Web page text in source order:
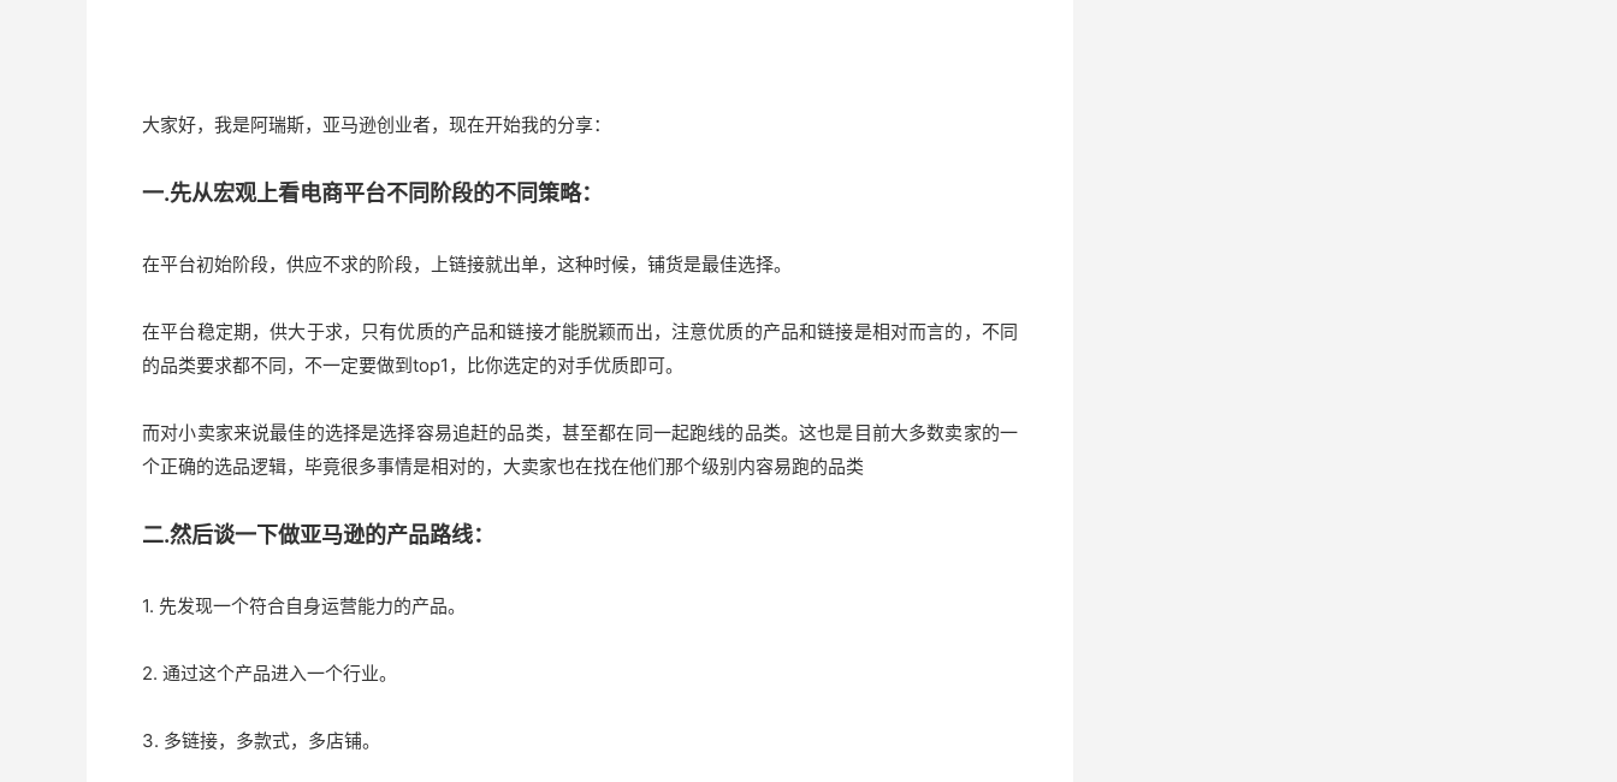
大家好，我是阿瑞斯，亚马逊创业者，现在开始我的分享：
一.先从宏观上看电商平台不同阶段的不同策略：
在平台初始阶段，供应不求的阶段，上链接就出单，这种时候，铺货是最佳选择。
在平台稳定期，供大于求，只有优质的产品和链接才能脱颖而出，注意优质的产品和链接是相对而言的，不同
的品类要求都不同，不一定要做到top1，比你选定的对手优质即可。
而对小卖家来说最佳的选择是选择容易追赶的品类，甚至都在同一起跑线的品类。这也是目前大多数卖家的一
个正确的选品逻辑，毕竟很多事情是相对的，大卖家也在找在他们那个级别内容易跑的品类
二.然后谈一下做亚马逊的产品路线：
1. 先发现一个符合自身运营能力的产品。
2. 通过这个产品进入一个行业。
3. 多链接，多款式，多店铺。